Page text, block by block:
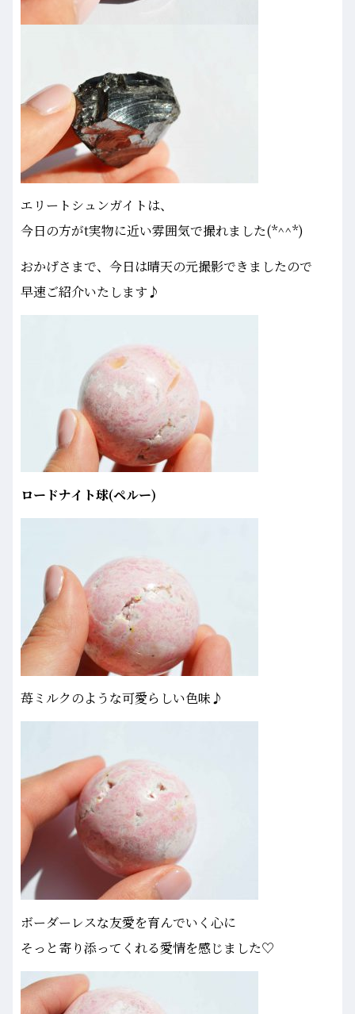
エリートシュンガイトは、
今日の方がt実物に近い雰囲気で撮れました(*^^*)
おかげさまで、今日は晴天の元撮影できましたので
早速ご紹介いたします♪
ロードナイト球(ペルー)
苺ミルクのような可愛らしい色味♪
ボーダーレスな友愛を育んでいく心に
そっと寄り添ってくれる愛情を感じました♡